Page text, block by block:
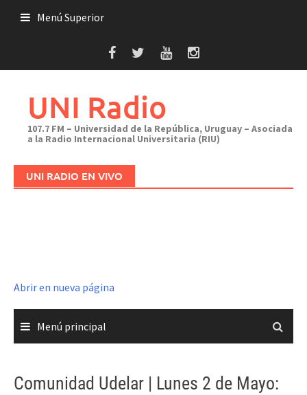
Menú Superior
UNI Radio
107.7 FM – Universidad de la República, Uruguay – Asociada
a la Radio Internacional Universitaria (RIU)
UNI RADIO EN VIVO
Abrir en nueva página
Menú principal
Comunidad Udelar | Lunes 2 de Mayo: